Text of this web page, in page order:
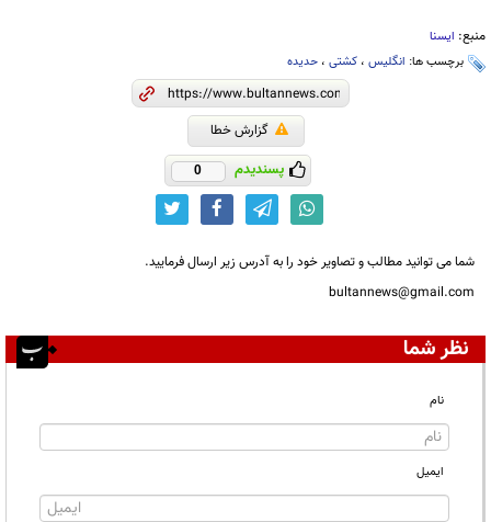
منبع: ایسنا
برچسب ها: انگلیس ، کشتی ، حدیده
گزارش خطا
پسندیدم 0
شما می توانید مطالب و تصاویر خود را به آدرس زیر ارسال فرمایید.
bultannews@gmail.com
نظر شما
نام
ایمیل